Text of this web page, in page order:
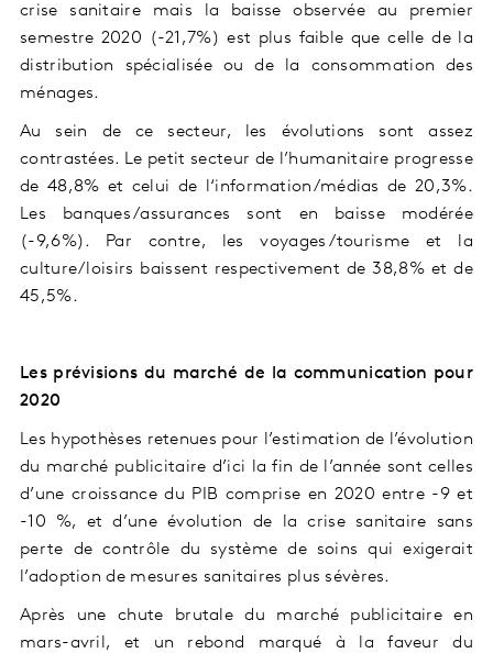
crise sanitaire mais la baisse observée au premier
semestre 2020 (-21,7%) est plus faible que celle de la
distribution spécialisée ou de la consommation des
ménages.
Au sein de ce secteur, les évolutions sont assez
contrastées. Le petit secteur de l’humanitaire progresse
de 48,8% et celui de l‘information/médias de 20,3%.
Les banques/assurances sont en baisse modérée
(-9,6%). Par contre, les voyages/tourisme et la
culture/loisirs baissent respectivement de 38,8% et de
45,5%.
Les prévisions du marché de la communication pour
2020
Les hypothèses retenues pour l’estimation de l’évolution
du marché publicitaire d’ici la fin de l’année sont celles
d’une croissance du PIB comprise en 2020 entre -9 et
-10 %, et d’une évolution de la crise sanitaire sans
perte de contrôle du système de soins qui exigerait
l’adoption de mesures sanitaires plus sévères.
Après une chute brutale du marché publicitaire en
mars-avril, et un rebond marqué à la faveur du